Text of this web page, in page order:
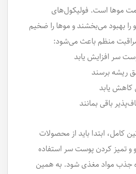
موها است. فولیکول‌های
بهبود می‌بخشند و موها را ضخیم
منظم باعث می‌شود:
سر افزایش یابد
ریشه برسند
کاهش یابد
باقی بمانند
کامل، ابتدا باید از محصولات
و تمیز کردن پوست سر استفاده
جذب مواد مغذی شود. به همین